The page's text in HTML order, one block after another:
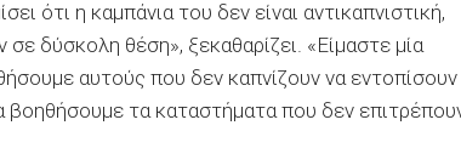
ότι η καμπάνια του δεν είναι αντικαπνιστική,
δύσκολη θέση», ξεκαθαρίζει. «Είμαστε μία
αυτούς που δεν καπνίζουν να εντοπίσουν
τα καταστήματα που δεν